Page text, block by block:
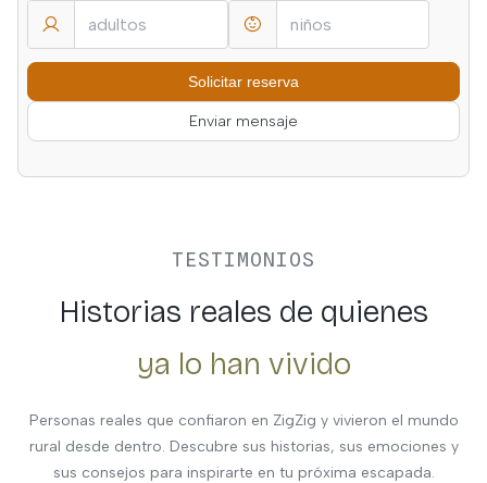
Enviar mensaje
TESTIMONIOS
Historias reales de quienes
ya lo han vivido
Personas reales que confiaron en ZigZig y vivieron el mundo
rural desde dentro. Descubre sus historias, sus emociones y
sus consejos para inspirarte en tu próxima escapada.